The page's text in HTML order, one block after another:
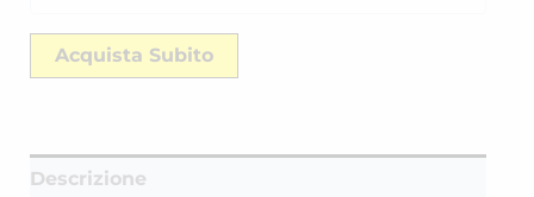
Acquista Subito
Descrizione